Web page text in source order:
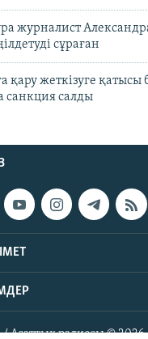
журналист
сұраған
қару жеткізуге қатысы
санкция салды
/ Азаттық радиосы ©